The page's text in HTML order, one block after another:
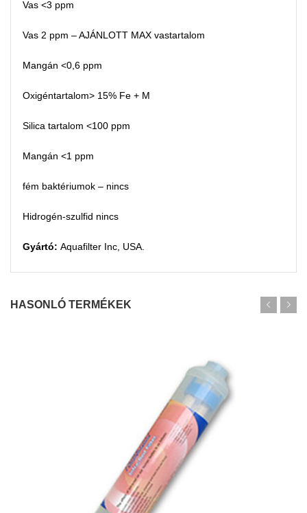
Vas <3 ppm
Vas 2 ppm – AJÁNLOTT MAX vastartalom
Mangán <0,6 ppm
Oxigéntartalom> 15% Fe + M
Silica tartalom <100 ppm
Mangán <1 ppm
fém baktériumok – nincs
Hidrogén-szulfid nincs
Gyártó: Aquafilter Inc, USA.
HASONLÓ TERMÉKEK